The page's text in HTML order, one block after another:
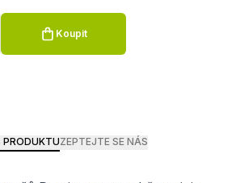
Koupit
PRODUKTUZEPTEJTE SE NÁS